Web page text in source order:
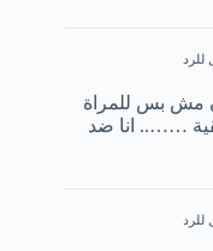
للرد
مش بس للمراة
…….. انا ضد
للرد